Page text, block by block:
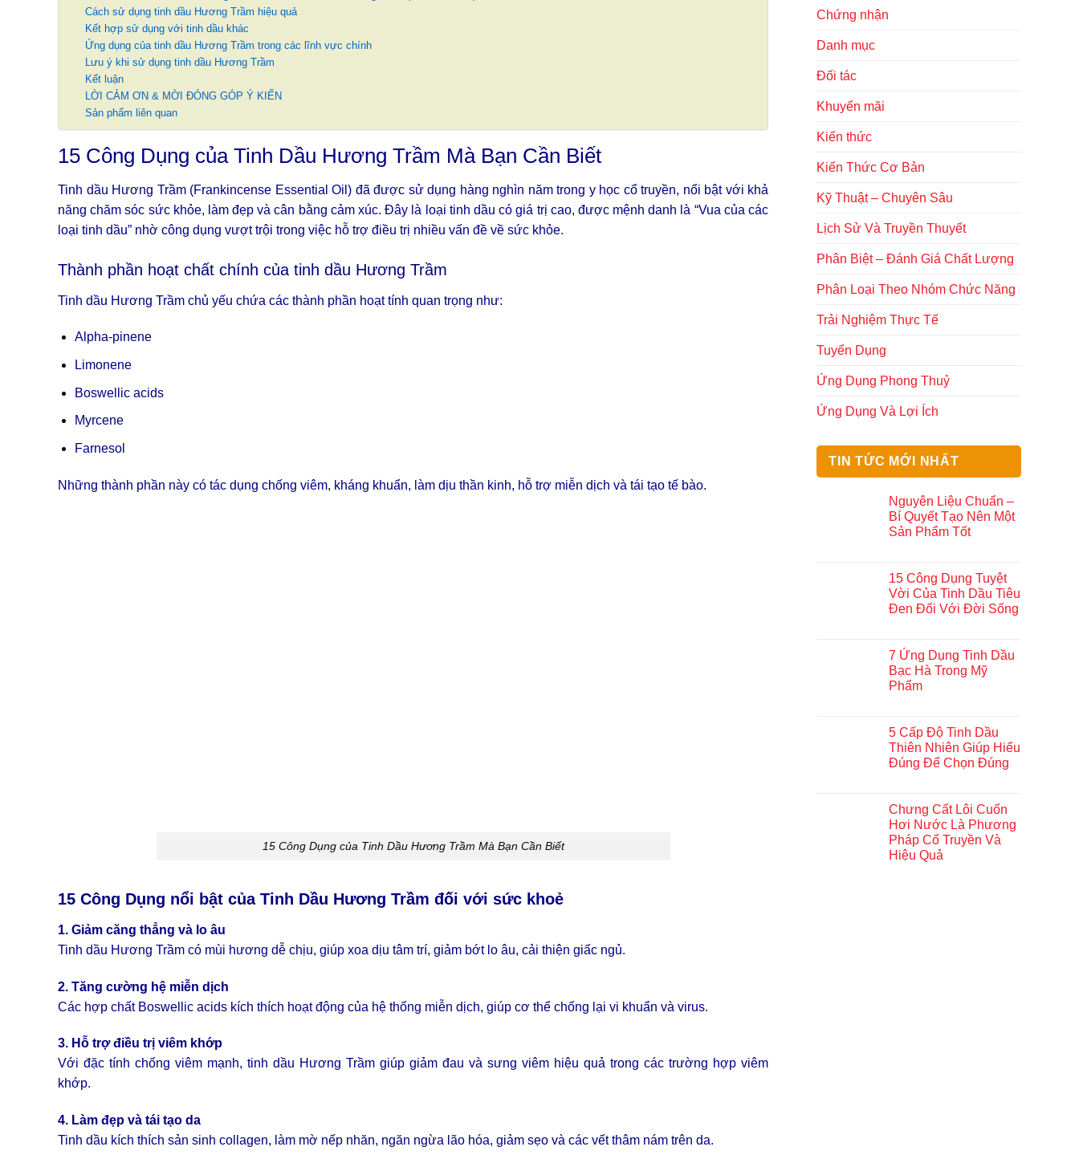
Cách sử dụng tinh dầu Hương Trầm hiệu quả
Kết hợp sử dụng với tinh dầu khác
Ứng dụng của tinh dầu Hương Trầm trong các lĩnh vực chính
Lưu ý khi sử dụng tinh dầu Hương Trầm
Kết luận
LỜI CẢM ƠN & MỜI ĐÓNG GÓP Ý KIẾN
Sản phẩm liên quan
15 Công Dụng của Tinh Dầu Hương Trầm Mà Bạn Cần Biết
Tinh dầu Hương Trầm (Frankincense Essential Oil) đã được sử dụng hàng nghìn năm trong y học cổ truyền, nổi bật với khả
năng chăm sóc sức khỏe, làm đẹp và cân bằng cảm xúc. Đây là loại tinh dầu có giá trị cao, được mệnh danh là “Vua của các
loại tinh dầu” nhờ công dụng vượt trội trong việc hỗ trợ điều trị nhiều vấn đề về sức khỏe.
Thành phần hoạt chất chính của tinh dầu Hương Trầm
Tinh dầu Hương Trầm chủ yếu chứa các thành phần hoạt tính quan trọng như:
Alpha-pinene
Limonene
Boswellic acids
Myrcene
Farnesol
Những thành phần này có tác dụng chống viêm, kháng khuẩn, làm dịu thần kinh, hỗ trợ miễn dịch và tái tạo tế bào.
15 Công Dụng của Tinh Dầu Hương Trầm Mà Bạn Cần Biết
15 Công Dụng nổi bật của Tinh Dầu Hương Trầm đối với sức khoẻ
1. Giảm căng thẳng và lo âu
Tinh dầu Hương Trầm có mùi hương dễ chịu, giúp xoa dịu tâm trí, giảm bớt lo âu, cải thiện giấc ngủ.
2. Tăng cường hệ miễn dịch
Các hợp chất Boswellic acids kích thích hoạt động của hệ thống miễn dịch, giúp cơ thể chống lại vi khuẩn và virus.
3. Hỗ trợ điều trị viêm khớp
Với đặc tính chống viêm mạnh, tinh dầu Hương Trầm giúp giảm đau và sưng viêm hiệu quả trong các trường hợp viêm
khớp.
4. Làm đẹp và tái tạo da
Tinh dầu kích thích sản sinh collagen, làm mờ nếp nhăn, ngăn ngừa lão hóa, giảm sẹo và các vết thâm nám trên da.
Chứng nhận
Danh mục
Đối tác
Khuyến mãi
Kiến thức
Kiến Thức Cơ Bản
Kỹ Thuật – Chuyên Sâu
Lịch Sử Và Truyền Thuyết
Phân Biệt – Đánh Giá Chất Lượng
Phân Loại Theo Nhóm Chức Năng
Trải Nghiệm Thực Tế
Tuyển Dụng
Ứng Dụng Phong Thuỷ
Ứng Dụng Và Lợi Ích
TIN TỨC MỚI NHẤT
Nguyên Liệu Chuẩn –
Bí Quyết Tạo Nên Một
Sản Phẩm Tốt
15 Công Dụng Tuyệt
Vời Của Tinh Dầu Tiêu
Đen Đối Với Đời Sống
7 Ứng Dụng Tinh Dầu
Bạc Hà Trong Mỹ
Phẩm
5 Cấp Độ Tinh Dầu
Thiên Nhiên Giúp Hiểu
Đúng Để Chọn Đúng
Chưng Cất Lôi Cuốn
Hơi Nước Là Phương
Pháp Cổ Truyền Và
Hiệu Quả